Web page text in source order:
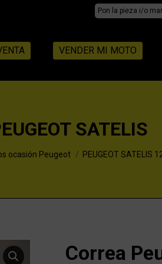
Search:
VENDER MI MOTO
SATELIS
ocasión Peugeot PEUGEOT SATELIS
Correa